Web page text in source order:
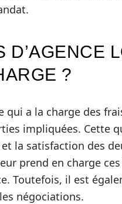
D’AGENCE
?
qui a la charge des
impliquées. Cette
la satisfaction des
prend en charge
Toutefois, il est
négociations.